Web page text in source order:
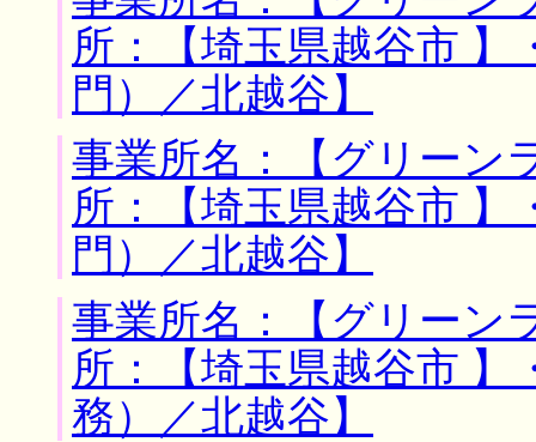
所：【埼玉県越谷市 】
門）／北越谷】
事業所名：【グリーン
所：【埼玉県越谷市 】
門）／北越谷】
事業所名：【グリーン
所：【埼玉県越谷市
務）／北越谷】